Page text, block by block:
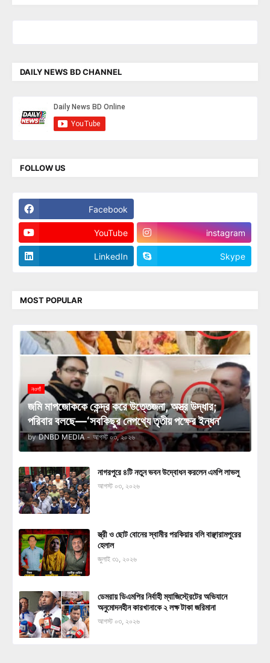
DAILY NEWS BD CHANNEL
FOLLOW US
Facebook
YouTube instagram
LinkedIn Skype
MOST POPULAR
নওগাঁ
জমি মাপজোককে কেন্দ্র করে উত্তেজনা, অস্ত্র উদ্ধার;
পরিবার বলছে—‘সবকিছুর নেপথ্যে তৃতীয় পক্ষের ইন্ধন’
by DNBD MEDIA - আগস্ট ০৩, ২০২৬
নাগরপুরে ৪টি নতুন ভবন উদ্বোধন করলেন এমপি লাভলু
আগস্ট ০৩, ২০২৬
স্ত্রী ও ছোট বোনের স্বামীর পরকিয়ার বলি বাঞ্ছারামপুরের
হেলাল
জুলাই ৩১, ২০২৬
ডেমরায় ডিএমপির নির্বাহী ম্যাজিস্ট্রেটের অভিযানে
অনুমোদনহীন কারখানাকে ২ লক্ষ টাকা জরিমানা
আগস্ট ০৩, ২০২৬